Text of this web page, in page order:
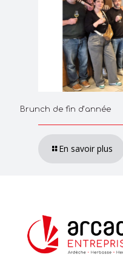
Brunch de fin d’année
En savoir plus